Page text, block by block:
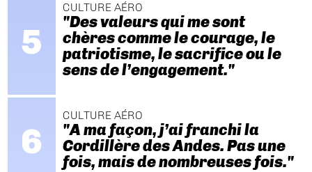
CULTURE AÉRO
"Des valeurs qui me sont
chères comme le courage, le
patriotisme, le sacrifice ou le
sens de l’engagement."
CULTURE AÉRO
"A ma façon, j’ai franchi la
Cordillère des Andes. Pas une
fois, mais de nombreuses fois."